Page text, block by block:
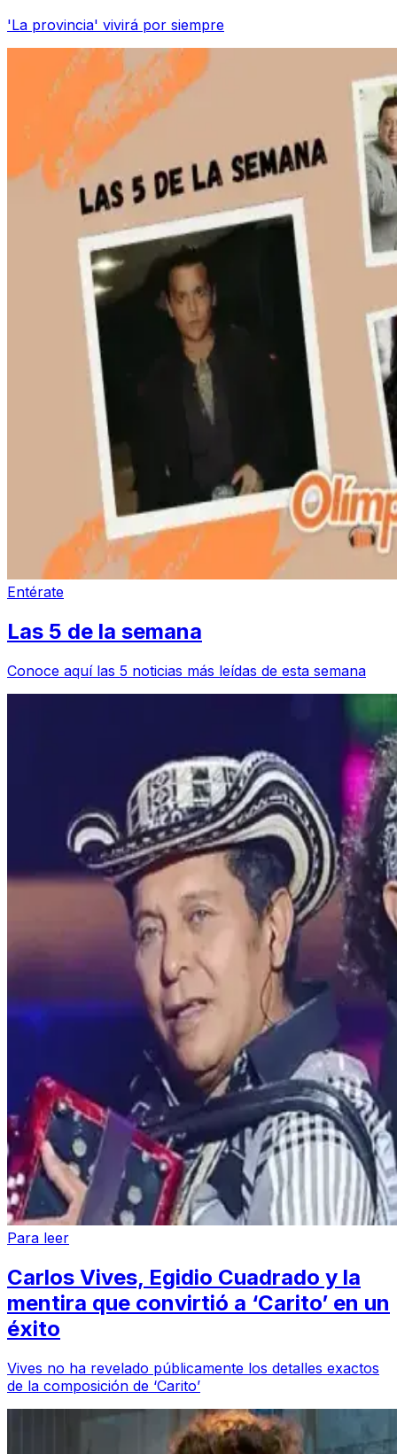
'La provincia' vivirá por siempre
Entérate
Las 5 de la semana
Conoce aquí las 5 noticias más leídas de esta semana
Para leer
Carlos Vives, Egidio Cuadrado y la
mentira que convirtió a ‘Carito’ en un
éxito
Vives no ha revelado públicamente los detalles exactos
de la composición de ‘Carito’